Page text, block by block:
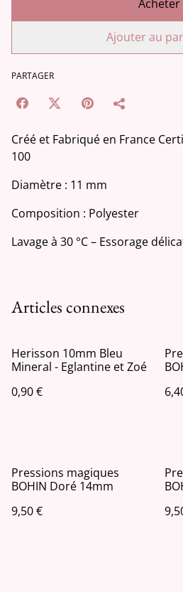
Acheter
Ajouter au
PARTAGER
Créé et Fabriqué en France
100
Diamètre : 11 mm
Composition : Polyester
Lavage à 30 °C – Essorage
Articles connexes
Herisson 10mm Bleu
Mineral - Eglantine et Zoé
0,90 €
Pressions magiques
BOHIN Doré 14mm
9,50 €